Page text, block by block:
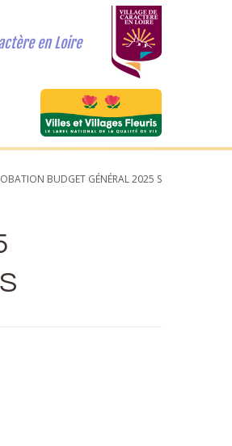
en Loire
BUDGET GÉNÉRAL 2025 S